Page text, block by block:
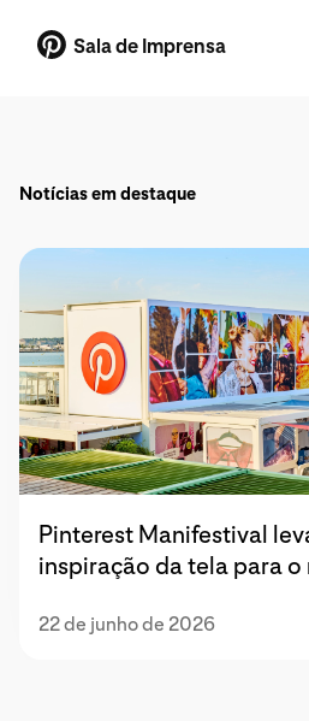
Sala de Imprensa
Notícias em destaque
Pinterest Manifestival
inspiração da tela para o
22 de junho de 2026